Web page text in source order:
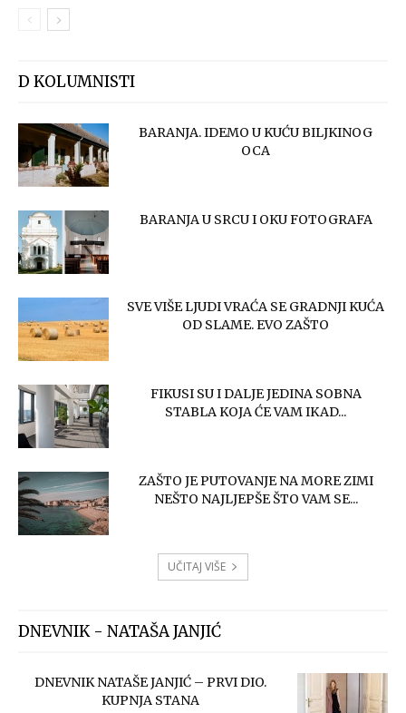
D KOLUMNISTI
BARANJA. IDEMO U KUĆU BILJKINOG
OCA
BARANJA U SRCU I OKU FOTOGRAFA
SVE VIŠE LJUDI VRAĆA SE GRADNJI KUĆA
OD SLAME. EVO ZAŠTO
FIKUSI SU I DALJE JEDINA SOBNA
STABLA KOJA ĆE VAM IKAD...
ZAŠTO JE PUTOVANJE NA MORE ZIMI
NEŠTO NAJLJEPŠE ŠTO VAM SE...
UČITAJ VIŠE
DNEVNIK - NATAŠA JANJIĆ
DNEVNIK NATAŠE JANJIĆ – PRVI DIO.
KUPNJA STANA